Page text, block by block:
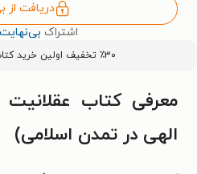
دریافت از
اشتراک بی‌نهایت
٪۳۰ تخفیف اولین خرید کتاب با کد
معرفی کتاب
الهی در تمدن اسلامی)